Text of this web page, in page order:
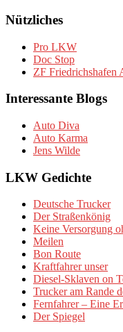
Nützliches
Pro LKW
Doc Stop
ZF Friedrichshafen
Interessante Blogs
Auto Diva
Auto Karma
Jens Wilde
LKW Gedichte
Deutsche Trucker
Der Straßenkönig
Keine Versorgung
Meilen
Bon Route
Kraftfahrer unser
Diesel-Sklaven on
Trucker am Rande
Fernfahrer – Eine
Der Spiegel